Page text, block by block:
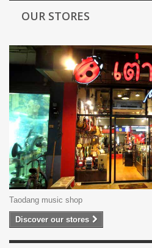
Taodang music shop
Discover our stores
TAGS
Fender กีต้าร์ไ
Acoustic Guitar
Yamaha Pick
Electric Acoustic Guitar
Squier
NEW PRODUCTS
กลองไฟฟ้า
฿ 39,900